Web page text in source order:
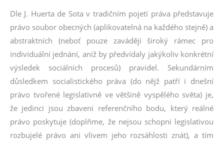
Dle J. Huerta de Sota v tradičním pojetí práva představuje
právo soubor obecných (aplikovatelná na každého stejně) a
abstraktních (neboť pouze zavádějí široký rámec pro
individuální jednání, aniž by předvídaly jakýkoliv konkrétní
výsledek sociálních procesů) pravidel. Sekundárním
důsledkem socialistického práva (do nějž patří i dnešní
právo tvořené legislativně ve většině vyspělého světa) je,
že jedinci jsou zbaveni referenčního bodu, který reálné
právo poskytuje (doplňme, že nejsou schopni legislativou
rozbujelé právo ani vlivem jeho rozsáhlosti znát), a tím